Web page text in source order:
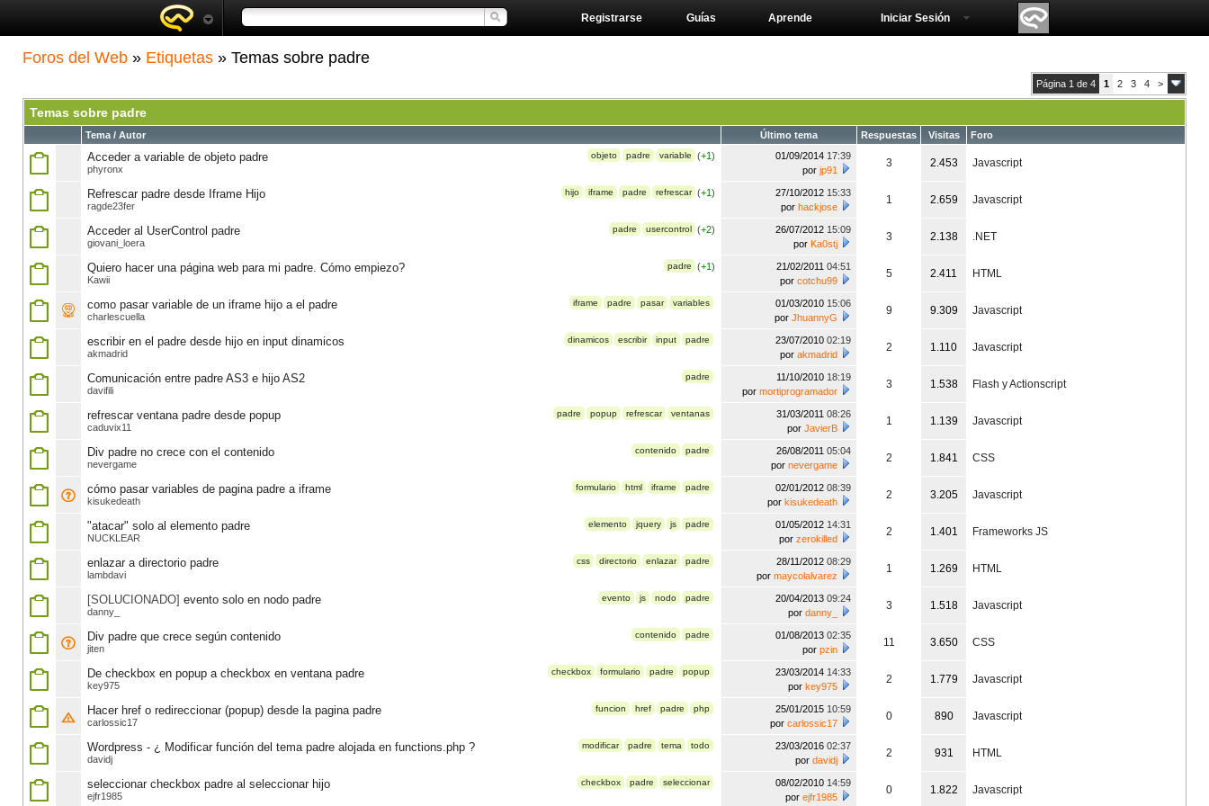
Aprende
Guías
Registrarse Iniciar Sesión
Foros del Web » Etiquetas » Temas sobre padre
Página 1 de 4 1 2 3 4 >
Temas sobre padre
Tema / Autor Último tema Respuestas Visitas
Foro
(+1)
objeto padre variable
Acceder a variable de objeto padre
phyronx
01/09/2014 17:39
por jp91
3 2.453 Javascript
(+1)
hijo iframe padre refrescar
Refrescar padre desde Iframe Hijo
ragde23fer
27/10/2012 15:33
por hackjose
1 2.659 Javascript
(+2)
padre usercontrol
Acceder al UserControl padre
giovani_loera
26/07/2012 15:09
por Ka0stj
3 2.138 .NET
(+1)
padre
Quiero hacer una página web para mi padre. Cómo empiezo?
Kawii
21/02/2011 04:51
por cotchu99
5 2.411 HTML
iframe padre pasar variables
como pasar variable de un iframe hijo a el padre
charlescuella
01/03/2010 15:06
por JhuannyG
9 9.309 Javascript
dinamicos escribir input padre
escribir en el padre desde hijo en input dinamicos
akmadrid
23/07/2010 02:19
por akmadrid
2 1.110 Javascript
padre
Comunicación entre padre AS3 e hijo AS2
davifili
11/10/2010 18:19
por mortiprogramador
3 1.538 Flash y Actionscript
padre popup refrescar ventanas
refrescar ventana padre desde popup
caduvix11
31/03/2011 08:26
por JavierB
1 1.139 Javascript
contenido padre
Div padre no crece con el contenido
nevergame
26/08/2011 05:04
por nevergame
2 1.841 CSS
formulario html iframe padre
cómo pasar variables de pagina padre a iframe
kisukedeath
02/01/2012 08:39
por kisukedeath
2 3.205 Javascript
elemento jquery js padre
"atacar" solo al elemento padre
NUCKLEAR
01/05/2012 14:31
por zerokilled
2 1.401 Frameworks JS
css directorio enlazar padre
enlazar a directorio padre
lambdavi
28/11/2012 08:29
por maycolalvarez
1 1.269 HTML
evento js nodo padre
[SOLUCIONADO] evento solo en nodo padre
danny_
20/04/2013 09:24
por danny_
3 1.518 Javascript
contenido padre
Div padre que crece según contenido
jiten
01/08/2013 02:35
por pzin
11 3.650 CSS
checkbox formulario padre popup
De checkbox en popup a checkbox en ventana padre
key975
23/03/2014 14:33
por key975
2 1.779 Javascript
funcion href padre php
Hacer href o redireccionar (popup) desde la pagina padre
carlossic17
25/01/2015 10:59
por carlossic17
0 890 Javascript
modificar padre tema todo
Wordpress - ¿ Modificar función del tema padre alojada en functions.php ?
davidj
23/03/2016 02:37
por davidj
2 931 HTML
checkbox padre seleccionar
seleccionar checkbox padre al seleccionar hijo
ejfr1985
08/02/2010 14:59
por ejfr1985
0 1.822 Javascript